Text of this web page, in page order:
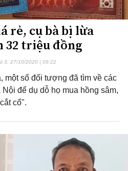
rẻ, cụ bà bị lừa
32 triệu đồng
3, 27/10/2020 | 09:22
một số đối tượng đã tìm về các
để dụ dỗ họ mua hồng sâm,
cổ".